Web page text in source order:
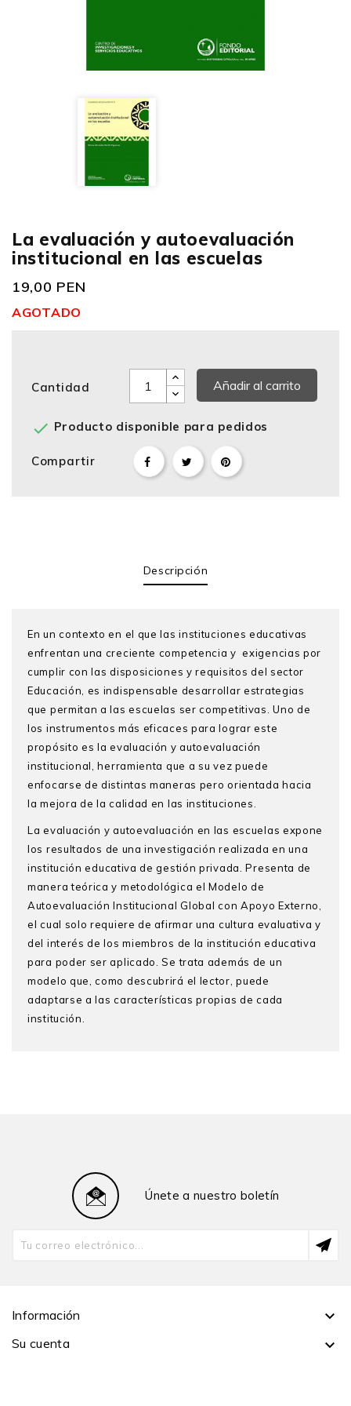
La evaluación y autoevaluación
institucional en las escuelas
19,00 PEN
AGOTADO
Cantidad Añadir al carrito
 Producto disponible para pedidos
Compartir
Descripción
En un contexto en el que las instituciones educativas
enfrentan una creciente competencia y exigencias por
cumplir con las disposiciones y requisitos del sector
Educación, es indispensable desarrollar estrategias
que permitan a las escuelas ser competitivas. Uno de
los instrumentos más eficaces para lograr este
propósito es la evaluación y autoevaluación
institucional, herramienta que a su vez puede
enfocarse de distintas maneras pero orientada hacia
la mejora de la calidad en las instituciones.
La evaluación y autoevaluación en las escuelas expone
los resultados de una investigación realizada en una
institución educativa de gestión privada. Presenta de
manera teórica y metodológica el Modelo de
Autoevaluación Institucional Global con Apoyo Externo,
el cual solo requiere de afirmar una cultura evaluativa y
del interés de los miembros de la institución educativa
para poder ser aplicado. Se trata además de un
modelo que, como descubrirá el lector, puede
adaptarse a las características propias de cada
institución.
Únete a nuestro boletín
Información 
Su cuenta 